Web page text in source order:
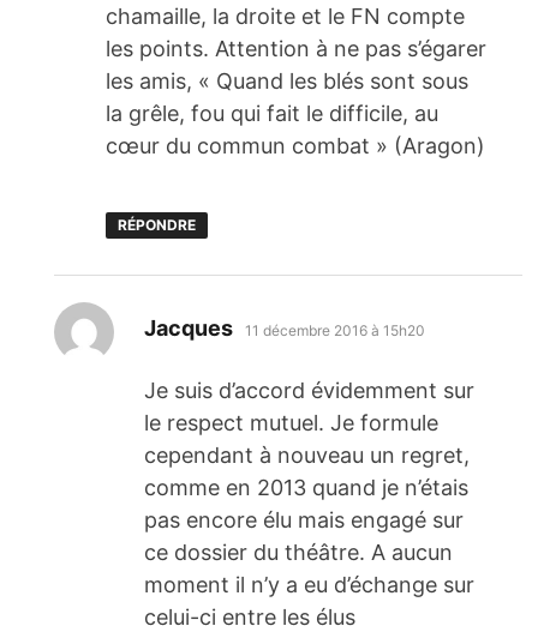
chamaille, la droite et le FN compte
les points. Attention à ne pas s’égarer
les amis, « Quand les blés sont sous
la grêle, fou qui fait le difficile, au
cœur du commun combat » (Aragon)
RÉPONDRE
Jacques dit :
11 décembre 2016 à 15h20
Je suis d’accord évidemment sur
le respect mutuel. Je formule
cependant à nouveau un regret,
comme en 2013 quand je n’étais
pas encore élu mais engagé sur
ce dossier du théâtre. A aucun
moment il n’y a eu d’échange sur
celui-ci entre les élus